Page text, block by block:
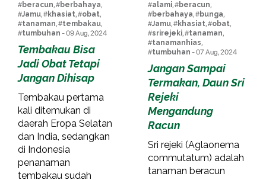
#beracun, #berbahaya,
#Jamu, #khasiat, #obat,
#tanaman, #tembakau,
#tumbuhan - 09 Aug, 2024
Tembakau Bisa
Jadi Obat Tetapi
Jangan Dihisap
Tembakau pertama
kali ditemukan di
daerah Eropa Selatan
dan India, sedangkan
di Indonesia
penanaman
tembakau sudah
#alami, #beracun,
#berbahaya, #bunga,
#Jamu, #khasiat, #obat,
#srirejeki, #tanaman,
#tanamanhias,
#tumbuhan - 07 Aug, 2024
Jangan Sampai
Termakan, Daun Sri
Rejeki
Mengandung
Racun
Sri rejeki (Aglaonema
commutatum) adalah
tanaman beracun